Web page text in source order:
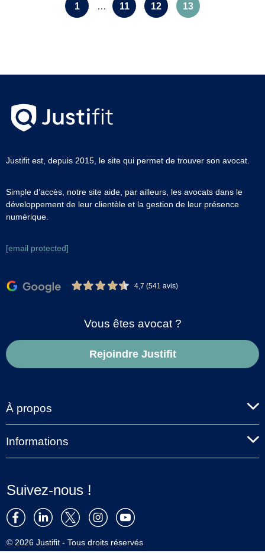
1 … 11 12 13
Justifit est, depuis 2015, le site qui permet de trouver son avocat.
Simple d’accès, notre site aide, par ailleurs, les avocats dans le
développement de leur clientèle et la gestion de leur présence
numérique.
[email protected]
4,7 (541 avis)
Vous êtes avocat ?
Rejoindre Justifit
À propos
Informations
Suivez-nous !
© 2026 Justifit - Tous droits réservés